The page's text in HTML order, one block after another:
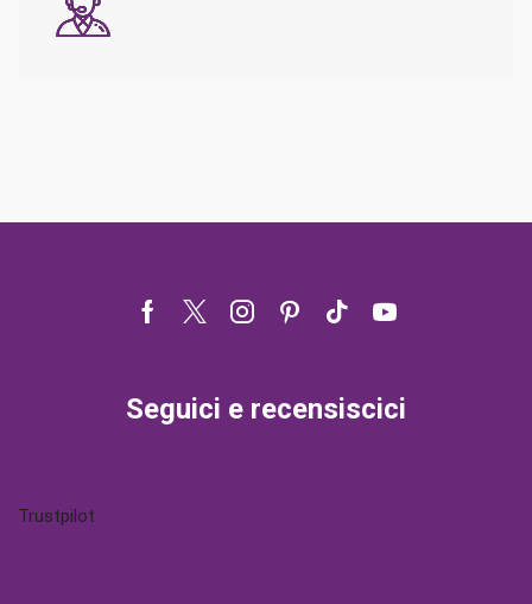
Facebook
TwitterInstagram
Pinterest
Tik- Youtube
Seguici e recensiscici
Trustpilot